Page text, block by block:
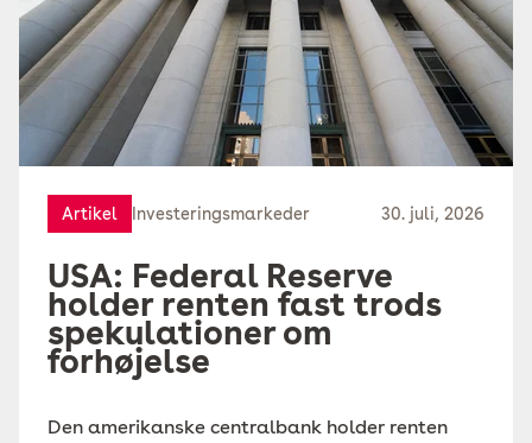
Artikel Investeringsmarkeder 30. juli, 2026
USA: Federal Reserve
holder renten fast trods
spekulationer om
forhøjelse
Den amerikanske centralbank holder renten